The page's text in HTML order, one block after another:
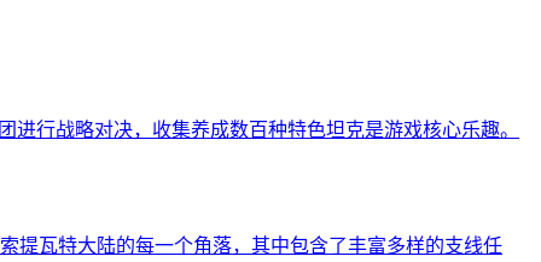
行战略对决，收集养成数百种特色坦克是游戏核心乐趣。
提瓦特大陆的每一个角落，其中包含了丰富多样的支线任